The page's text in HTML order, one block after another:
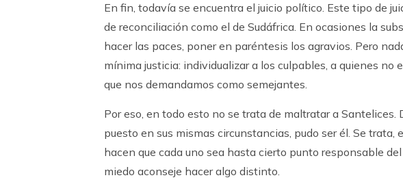
En fin, todavía se encuentra el juicio político. Este tipo de
de reconciliación como el de Sudáfrica. En ocasiones la
hacer las paces, poner en paréntesis los agravios. Pero
mínima justicia: individualizar a los culpables, a quienes
que nos demandamos como semejantes.
Por eso, en todo esto no se trata de maltratar a Santelices.
puesto en sus mismas circunstancias, pudo ser él. Se
hacen que cada uno sea hasta cierto punto responsable
miedo aconseje hacer algo distinto.